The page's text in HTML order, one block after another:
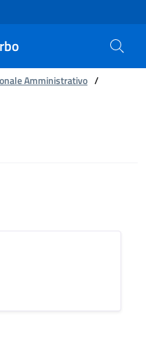
Amministrativo /